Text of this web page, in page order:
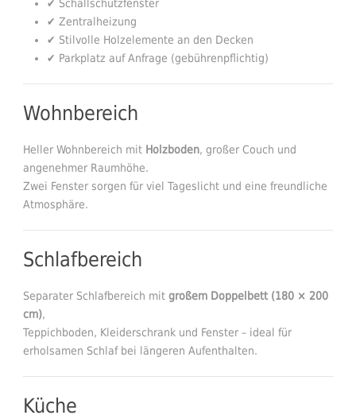
✔ Schallschutzfenster
✔ Zentralheizung
✔ Stilvolle Holzelemente an den Decken
✔ Parkplatz auf Anfrage (gebührenpflichtig)
Wohnbereich
Heller Wohnbereich mit Holzboden, großer Couch und
angenehmer Raumhöhe.
Zwei Fenster sorgen für viel Tageslicht und eine freundliche
Atmosphäre.
Schlafbereich
Separater Schlafbereich mit großem Doppelbett (180 × 200
cm),
Teppichboden, Kleiderschrank und Fenster – ideal für
erholsamen Schlaf bei längeren Aufenthalten.
Küche